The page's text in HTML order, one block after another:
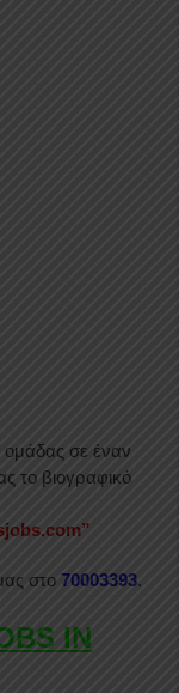
ομάδας σε έναν
το βιογραφικό
στο 70003393.
IN